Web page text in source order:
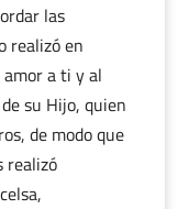
las
realizó en
a ti y al
su Hijo, quien
de modo que
realizó